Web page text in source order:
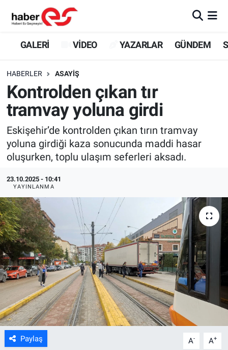
GALERİ VİDEO YAZARLAR GÜNDEM
HABERLER ASAYİŞ
Kontrolden çıkan tır
tramvay yoluna girdi
Eskişehir’de kontrolden çıkan tırın tramvay
yoluna girdiği kaza sonucunda maddi hasar
oluşurken, toplu ulaşım seferleri aksadı.
23.10.2025 - 10:41
YAYINLANMA
Paylaş A- A+
GALERİ
YAZARLAR
GÜNDEM
SİYASET
EKONOMİ
SPOR
ASAYİŞ
Eskişehir Nöbetçi Eczaneler
Eskişehir Trafik Yoğunluk Haritası
Süper Lig Puan Durumu ve Fikstür
Tüm Manşetler
Haber Arşivi